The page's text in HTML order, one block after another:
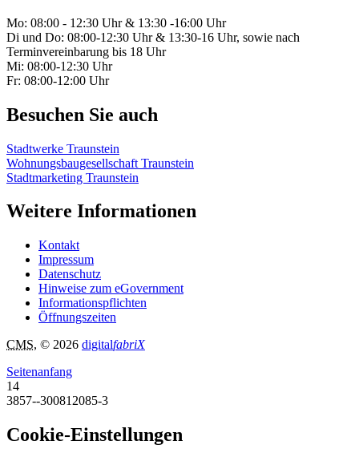
Mo: 08:00 - 12:30 Uhr & 13:30 -16:00 Uhr
Di und Do: 08:00-12:30 Uhr & 13:30-16 Uhr, sowie nach
Terminvereinbarung bis 18 Uhr
Mi: 08:00-12:30 Uhr
Fr: 08:00-12:00 Uhr
Besuchen Sie auch
Stadtwerke Traunstein
Wohnungsbaugesellschaft Traunstein
Stadtmarketing Traunstein
Weitere Informationen
Kontakt
Impressum
Datenschutz
Hinweise zum eGovernment
Informationspflichten
Öffnungszeiten
CMS, © 2026 digitalfabriX
Seitenanfang
14
3857--300812085-3
Cookie-Einstellungen